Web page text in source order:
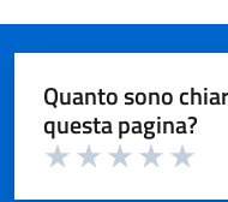
Quanto sono
questa pagina?